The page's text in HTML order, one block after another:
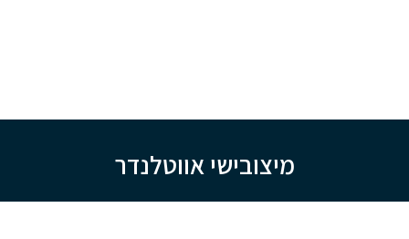
מיצובישי אווטלנדר